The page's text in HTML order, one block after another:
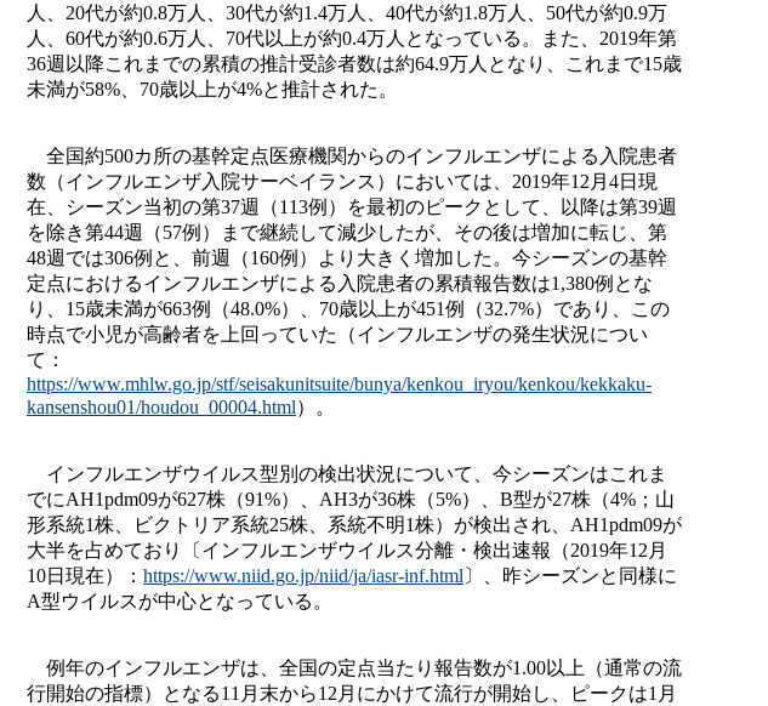
人、20代が約0.8万人、30代が約1.4万人、40代が約1.8万人、50代が約0.9万
人、60代が約0.6万人、70代以上が約0.4万人となっている。また、2019年第
36週以降これまでの累積の推計受診者数は約64.9万人となり、これまで15歳
未満が58%、70歳以上が4%と推計された。
全国約500カ所の基幹定点医療機関からのインフルエンザによる入院患者
数（インフルエンザ入院サーベイランス）においては、2019年12月4日現
在、シーズン当初の第37週（113例）を最初のピークとして、以降は第39週
を除き第44週（57例）まで継続して減少したが、その後は増加に転じ、第
48週では306例と、前週（160例）より大きく増加した。今シーズンの基幹
定点におけるインフルエンザによる入院患者の累積報告数は1,380例とな
り、15歳未満が663例（48.0%）、70歳以上が451例（32.7%）であり、この
時点で小児が高齢者を上回っていた（インフルエンザの発生状況につい
て：
https://www.mhlw.go.jp/stf/seisakunitsuite/bunya/kenkou_iryou/kenkou/kekkaku-
kansenshou01/houdou_00004.html）。
インフルエンザウイルス型別の検出状況について、今シーズンはこれま
でにAH1pdm09が627株（91%）、AH3が36株（5%）、B型が27株（4%；山
形系統1株、ビクトリア系統25株、系統不明1株）が検出され、AH1pdm09が
大半を占めており〔インフルエンザウイルス分離・検出速報（2019年12月
10日現在）： https://www.niid.go.jp/niid/ja/iasr-inf.html 〕、昨シーズンと同様に
A型ウイルスが中心となっている。
例年のインフルエンザは、全国の定点当たり報告数が1.00以上（通常の流
行開始の指標）となる11月末から12月にかけて流行が開始し、ピークは1月